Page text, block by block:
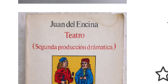
Física y química
Guerra Civil Española